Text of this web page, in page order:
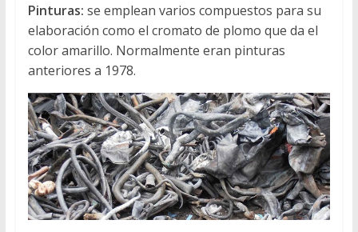
Pinturas: se emplean varios compuestos para su
elaboración como el cromato de plomo que da el
color amarillo. Normalmente eran pinturas
anteriores a 1978.